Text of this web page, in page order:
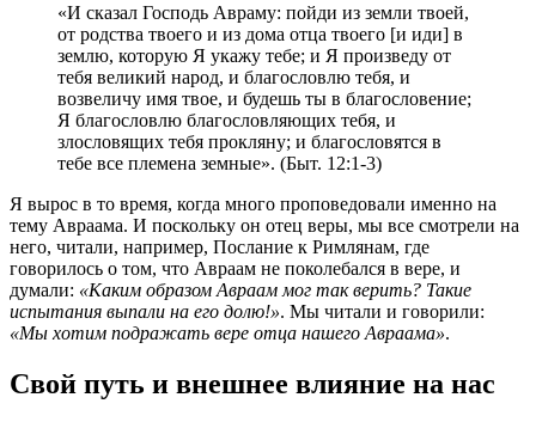
«И сказал Господь Авраму: пойди из земли твоей,
от родства твоего и из дома отца твоего [и иди] в
землю, которую Я укажу тебе; и Я произведу от
тебя великий народ, и благословлю тебя, и
возвеличу имя твое, и будешь ты в благословение;
Я благословлю благословляющих тебя, и
злословящих тебя прокляну; и благословятся в
тебе все племена земные». (Быт. 12:1-3)
Я вырос в то время, когда много проповедовали именно на
тему Авраама. И поскольку он отец веры, мы все смотрели на
него, читали, например, Послание к Римлянам, где
говорилось о том, что Авраам не поколебался в вере, и
думали: «Каким образом Авраам мог так верить? Такие
испытания выпали на его долю!». Мы читали и говорили:
«Мы хотим подражать вере отца нашего Авраама».
Свой путь и внешнее влияние на нас